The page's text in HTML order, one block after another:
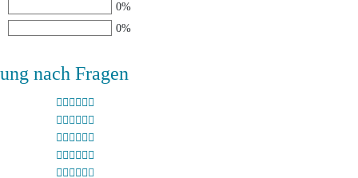
0%
0%
nach Fragen